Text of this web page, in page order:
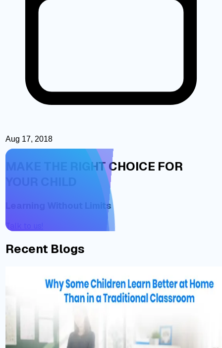
Aug 17, 2018
MAKE THE RIGHT CHOICE FOR
YOUR CHILD
Learning Without Limits
Talk to us!
Recent Blogs